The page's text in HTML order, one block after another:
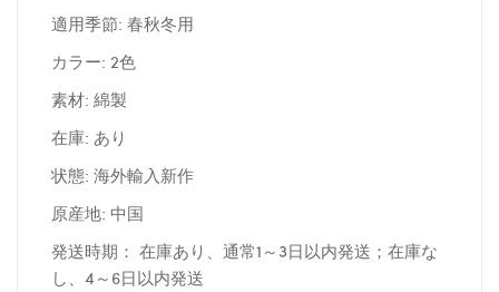
適用季節: 春秋冬用
カラー: 2色
素材: 綿製
在庫: あり
状態: 海外輸入新作
原産地: 中国
発送時期： 在庫あり、通常1～3日以内発送；在庫な
し、4～6日以内発送